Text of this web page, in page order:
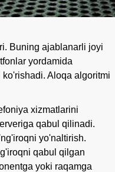
Buning ajablanarli joyi
yordamida
Aloqa algoritmi
xizmatlarini
qabul qilinadi.
yo'naltirish.
qabul qilgan
yoki raqamga